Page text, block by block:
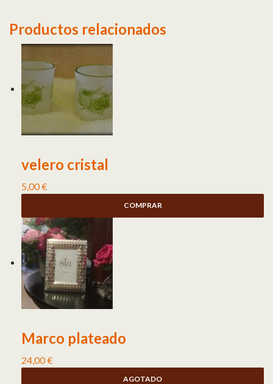
Productos relacionados
velero cristal
5,00€
COMPRAR
Marco plateado
24,00€
AGOTADO